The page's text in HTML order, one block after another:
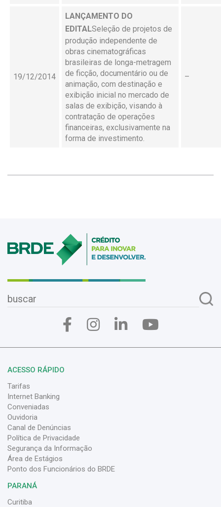
19/12/2014
LANÇAMENTO DO
EDITALSeleção de projetos de
produção independente de
obras cinematográficas
brasileiras de longa-metragem
de ficção, documentário ou de
animação, com destinação e
exibição inicial no mercado de
salas de exibição, visando à
contratação de operações
financeiras, exclusivamente na
forma de investimento.
–
ACESSO RÁPIDO
Tarifas
Internet Banking
Conveniadas
Ouvidoria
Canal de Denúncias
Política de Privacidade
Segurança da Informação
Área de Estágios
Ponto dos Funcionários do BRDE
PARANÁ
Curitiba